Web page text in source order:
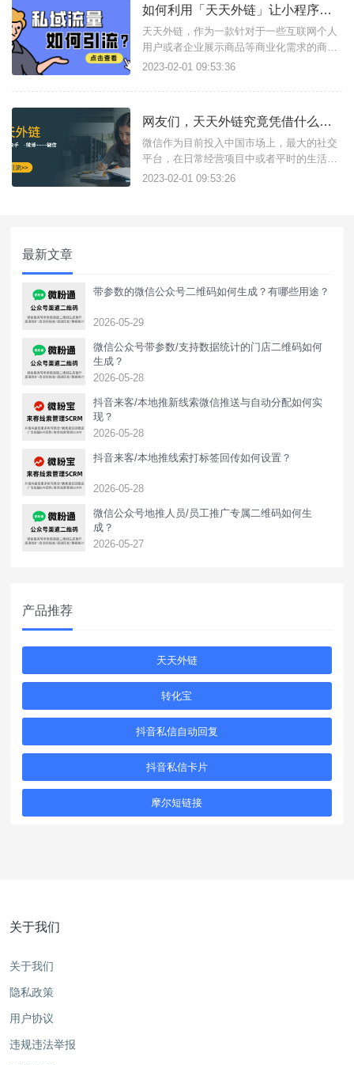
一、付费后跳转落地页的优势与作用付费落
地页最大的优势在于筛选目标客
如何利用「天天外链」让小程序跳转app?
天天外链，作为一款针对于一些互联网个人
用户或者企业展示商品等商业化需求的商家
而研发的“推广神器”。付出了相比较同行业
人才，资金与心血，力争在转化率，稳定
2023-02-01 09:53:36
网友们，天天外链究竟凭借什么实现微信跳转公众号的？
微信作为目前投入中国市场上，最大的社交
平台，在日常经营项目中或者平时的生活社
交中都是很难脱离开微信这种实用性的新兴
2023-02-01 09:53:26
最新文章
带参数的微信公众号二维码如何生成？有哪些用途？
2026-05-29
微信公众号带参数/支持数据统计的门店二维码如何
生成？
2026-05-28
抖音来客/本地推新线索微信推送与自动分配如何实
现？
2026-05-28
抖音来客/本地推线索打标签回传如何设置？
2026-05-28
‌微信公众号地推人员/员工推广专属二维码如何生
成？
2026-05-27
产品推荐
天天外链
转化宝
抖音私信自动回复
抖音私信卡片
摩尔短链接
关于我们
关于我们
隐私政策
用户协议
违规违法举报